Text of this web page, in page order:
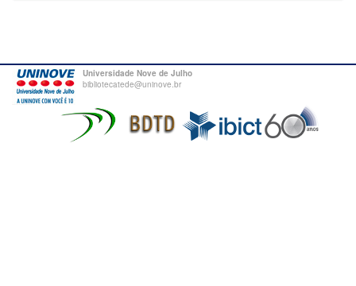
Universidade Nove de Julho
bibliotecatede@uninove.br